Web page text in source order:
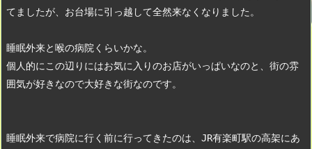
てましたが、お台場に引っ越して全然来なくなりました。
睡眠外来と喉の病院くらいかな。
個人的にこの辺りにはお気に入りのお店がいっぱいなのと、街の雰
囲気が好きなので大好きな街なのです。
睡眠外来で病院に行く前に行ってきたのは、JR有楽町駅の高架にあ